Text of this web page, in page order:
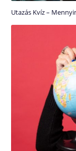
Utazás Kvíz –